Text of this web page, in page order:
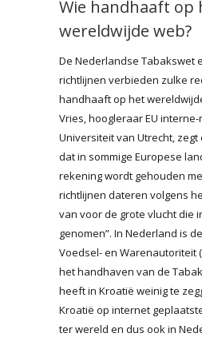
Wie handhaaft op
wereldwijde web?
De Nederlandse Tabakswet
richtlijnen verbieden zulke
handhaaft op het
Vries, hoogleraar EU
Universiteit van Utrecht,
dat in sommige Europese
rekening wordt gehouden
richtlijnen dateren volgens
van voor de grote vlucht die
genomen”. In Nederland is
Voedsel- en Warenautoriteit
het handhaven van de
heeft in Kroatië weinig te
Kroatië op internet
ter wereld en dus ook in